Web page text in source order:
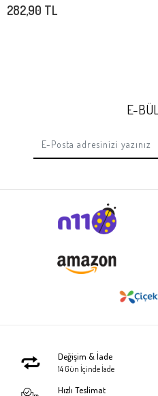
282,90 TL
E-
Değişim & İade
14 Gün İçinde İade
Hızlı Teslimat